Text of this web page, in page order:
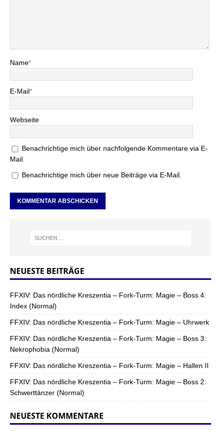
Name*
E-Mail*
Webseite
Benachrichtige mich über nachfolgende Kommentare via E-
Mail.
Benachrichtige mich über neue Beiträge via E-Mail.
NEUESTE BEITRÄGE
FFXIV: Das nördliche Kreszentia – Fork-Turm: Magie – Boss 4:
Index (Normal)
FFXIV: Das nördliche Kreszentia – Fork-Turm: Magie – Uhrwerk
FFXIV: Das nördliche Kreszentia – Fork-Turm: Magie – Boss 3:
Nekrophobia (Normal)
FFXIV: Das nördliche Kreszentia – Fork-Turm: Magie – Hallen II
FFXIV: Das nördliche Kreszentia – Fork-Turm: Magie – Boss 2:
Schwerttänzer (Normal)
NEUESTE KOMMENTARE